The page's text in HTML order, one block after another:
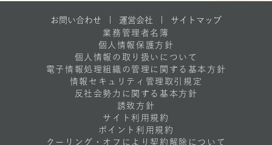
お問い合わせ | 運営会社
サイトマップ
業務管理者名簿
個人情報保護方針
個人情報の取り扱いについて
電子情報処理組織の管理に関する基本方針
情報セキュリティ管理取引規定
反社会勢力に関する基本方針
誘致方針
サイト利用規約
ポイント利用規約
クーリング・オフにより契約解除について